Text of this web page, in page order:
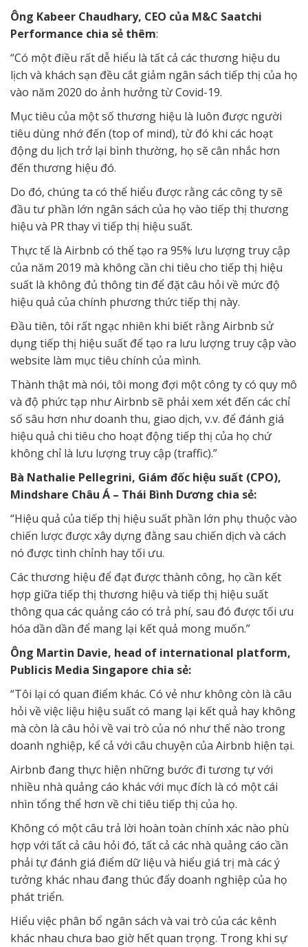
Ông Kabeer Chaudhary, CEO của M&C Saatchi
Performance chia sẻ thêm:
“Có một điều rất dễ hiểu là tất cả các thương hiệu du
lịch và khách sạn đều cắt giảm ngân sách tiếp thị của họ
vào năm 2020 do ảnh hưởng từ Covid-19.
Mục tiêu của một số thương hiệu là luôn được người
tiêu dùng nhớ đến (top of mind), từ đó khi các hoạt
động du lịch trở lại bình thường, họ sẽ cân nhắc hơn
đến thương hiệu đó.
Do đó, chúng ta có thể hiểu được rằng các công ty sẽ
đầu tư phần lớn ngân sách của họ vào tiếp thị thương
hiệu và PR thay vì tiếp thị hiệu suất.
Thực tế là Airbnb có thể tạo ra 95% lưu lượng truy cập
của năm 2019 mà không cần chi tiêu cho tiếp thị hiệu
suất là không đủ thông tin để đặt câu hỏi về mức độ
hiệu quả của chính phương thức tiếp thị này.
Đầu tiên, tôi rất ngạc nhiên khi biết rằng Airbnb sử
dụng tiếp thị hiệu suất để tạo ra lưu lượng truy cập vào
website làm mục tiêu chính của mình.
Thành thật mà nói, tôi mong đợi một công ty có quy mô
và độ phức tạp như Airbnb sẽ phải xem xét đến các chỉ
số sâu hơn như doanh thu, giao dịch, v.v. để đánh giá
hiệu quả chi tiêu cho hoạt động tiếp thị của họ chứ
không chỉ là lưu lượng truy cập (traffic).”
Bà Nathalie Pellegrini, Giám đốc hiệu suất (CPO),
Mindshare Châu Á – Thái Bình Dương chia sẻ:
“Hiệu quả của tiếp thị hiệu suất phần lớn phụ thuộc vào
chiến lược được xây dựng đằng sau chiến dịch và cách
nó được tinh chỉnh hay tối ưu.
Các thương hiệu để đạt được thành công, họ cần kết
hợp giữa tiếp thị thương hiệu và tiếp thị hiệu suất
thông qua các quảng cáo có trả phí, sau đó được tối ưu
hóa dần dần để mang lại kết quả mong muốn.”
Ông Martin Davie, head of international platform,
Publicis Media Singapore chia sẻ:
“Tôi lại có quan điểm khác. Có vẻ như không còn là câu
hỏi về việc liệu hiệu suất có mang lại kết quả hay không
mà còn là câu hỏi về vai trò của nó như thế nào trong
doanh nghiệp, kể cả với câu chuyện của Airbnb hiện tại.
Airbnb đang thực hiện những bước đi tương tự với
nhiều nhà quảng cáo khác với mục đích là có một cái
nhìn tổng thể hơn về chi tiêu tiếp thị của họ.
Không có một câu trả lời hoàn toàn chính xác nào phù
hợp với tất cả câu hỏi đó, tất cả các nhà quảng cáo cần
phải tự đánh giá điểm dữ liệu và hiểu giá trị mà các ý
tưởng ​​khác nhau đang thúc đẩy doanh nghiệp của họ
phát triển.
Hiểu việc phân bổ ngân sách và vai trò của các kênh
khác nhau chưa bao giờ hết quan trọng. Trong khi sự